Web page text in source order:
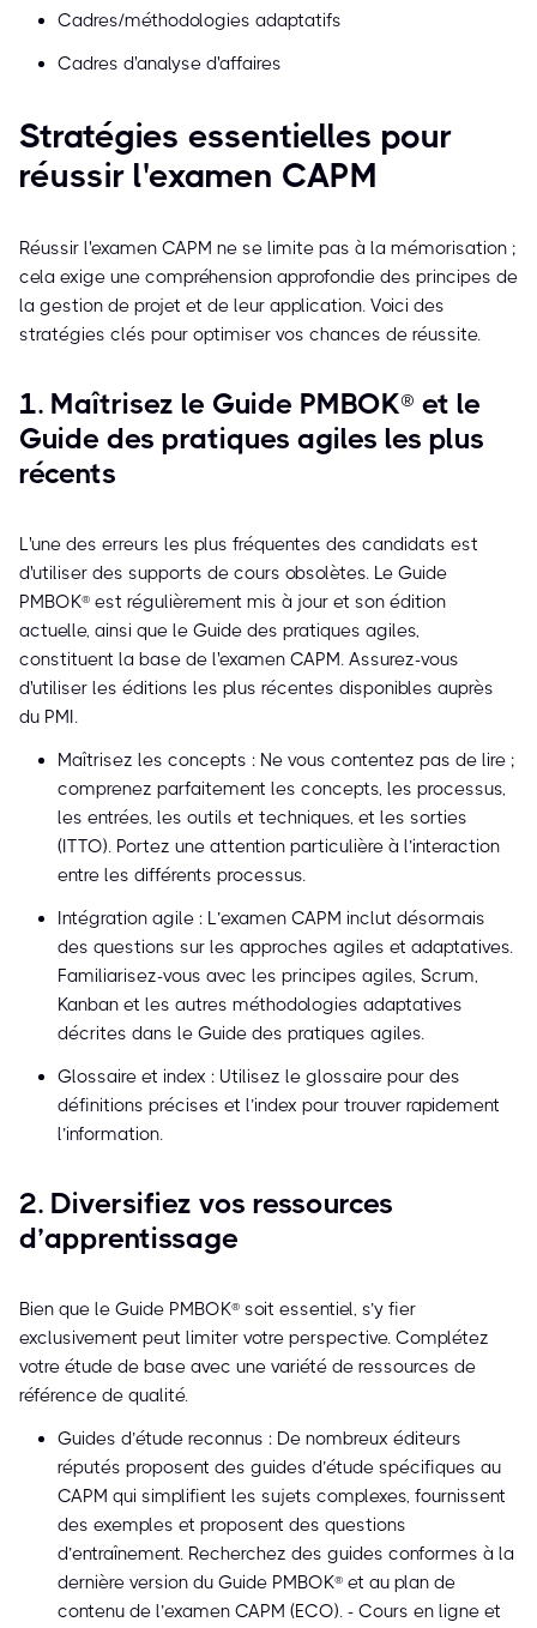
Cadres/méthodologies adaptatifs
Cadres d'analyse d'affaires
Stratégies essentielles pour
réussir l'examen CAPM
Réussir l'examen CAPM ne se limite pas à la mémorisation ;
cela exige une compréhension approfondie des principes de
la gestion de projet et de leur application. Voici des
stratégies clés pour optimiser vos chances de réussite.
1. Maîtrisez le Guide PMBOK® et le
Guide des pratiques agiles les plus
récents
L'une des erreurs les plus fréquentes des candidats est
d'utiliser des supports de cours obsolètes. Le Guide
PMBOK® est régulièrement mis à jour et son édition
actuelle, ainsi que le Guide des pratiques agiles,
constituent la base de l'examen CAPM. Assurez-vous
d'utiliser les éditions les plus récentes disponibles auprès
du PMI.
Maîtrisez les concepts : Ne vous contentez pas de lire ;
comprenez parfaitement les concepts, les processus,
les entrées, les outils et techniques, et les sorties
(ITTO). Portez une attention particulière à l’interaction
entre les différents processus.
Intégration agile : L’examen CAPM inclut désormais
des questions sur les approches agiles et adaptatives.
Familiarisez-vous avec les principes agiles, Scrum,
Kanban et les autres méthodologies adaptatives
décrites dans le Guide des pratiques agiles.
Glossaire et index : Utilisez le glossaire pour des
définitions précises et l’index pour trouver rapidement
l’information.
2. Diversifiez vos ressources
d’apprentissage
Bien que le Guide PMBOK® soit essentiel, s’y fier
exclusivement peut limiter votre perspective. Complétez
votre étude de base avec une variété de ressources de
référence de qualité.
Guides d’étude reconnus : De nombreux éditeurs
réputés proposent des guides d’étude spécifiques au
CAPM qui simplifient les sujets complexes, fournissent
des exemples et proposent des questions
d’entraînement. Recherchez des guides conformes à la
dernière version du Guide PMBOK® et au plan de
contenu de l’examen CAPM (ECO). - Cours en ligne et